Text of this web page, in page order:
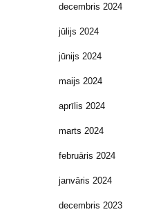
decembris 2024
jūlijs 2024
jūnijs 2024
maijs 2024
aprīlis 2024
marts 2024
februāris 2024
janvāris 2024
decembris 2023